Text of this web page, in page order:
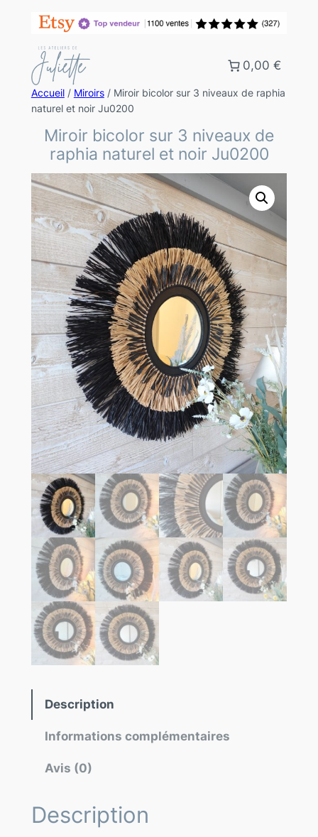
0,00 €
Accueil/ Miroirs/ Miroir bicolor sur 3 niveaux de raphia
naturel et noir Ju0200
Miroir bicolor sur 3 niveaux de
raphia naturel et noir Ju0200
Description
Informations complémentaires
Avis (0)
Description